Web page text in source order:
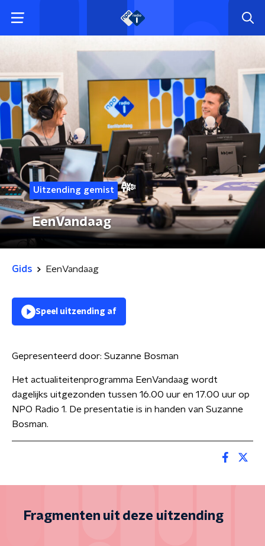
Uitzending gemist
EenVandaag
Gids EenVandaag
Speel uitzending af
Gepresenteerd door: Suzanne Bosman
Het actualiteitenprogramma EenVandaag wordt
dagelijks uitgezonden tussen 16.00 uur en 17.00 uur op
NPO Radio 1. De presentatie is in handen van Suzanne
Bosman.
Fragmenten uit deze uitzending